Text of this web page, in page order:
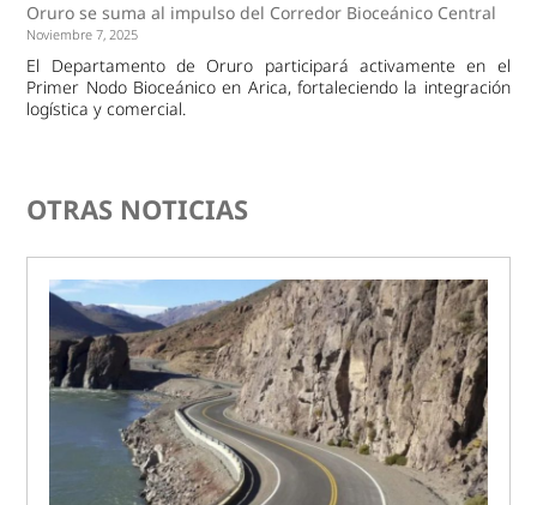
Oruro se suma al impulso del Corredor Bioceánico Central
Noviembre 7, 2025
El Departamento de Oruro participará activamente en el
Primer Nodo Bioceánico en Arica, fortaleciendo la integración
logística y comercial.
OTRAS NOTICIAS